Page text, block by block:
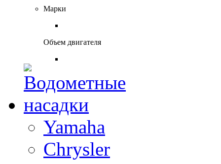
Марки
Объем двигателя
Yamaha
Chrysler